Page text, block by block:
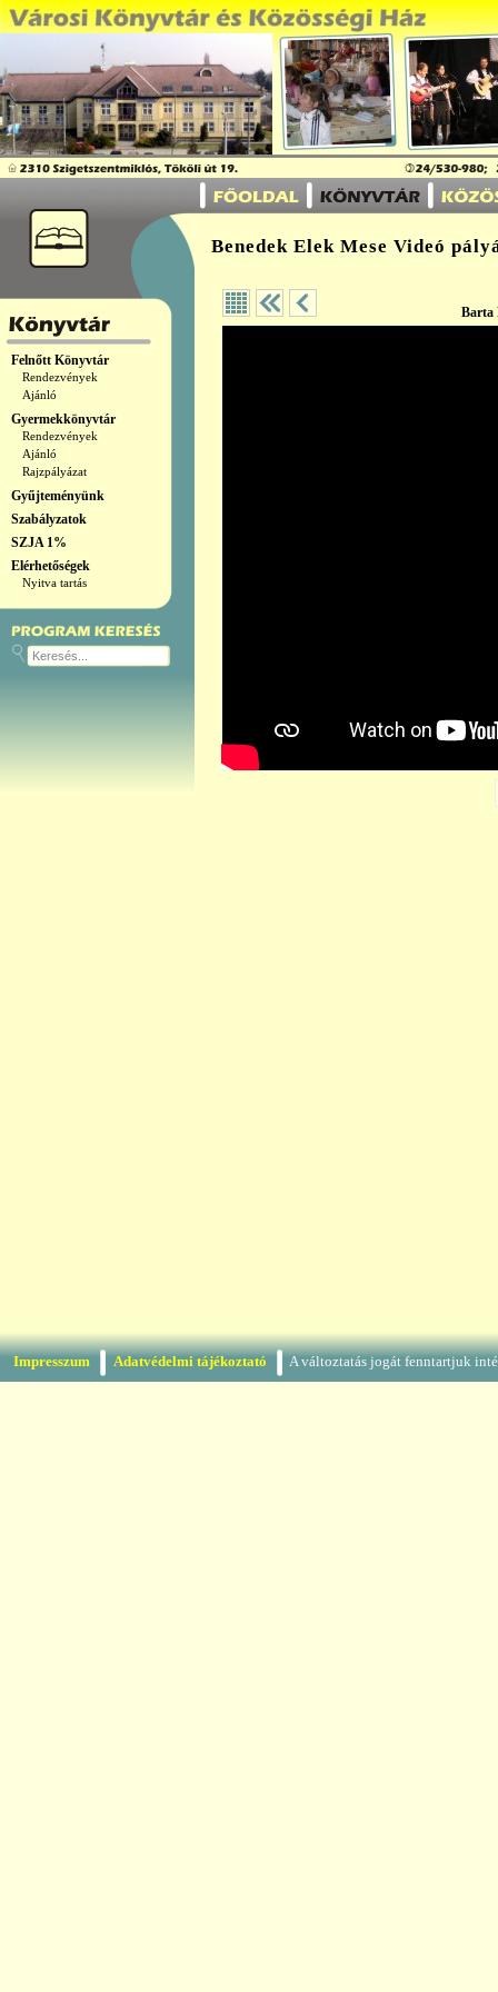
Felnőtt Könyvtár
Rendezvények
Ajánló
Gyermekkönyvtár
Rendezvények
Ajánló
Rajzpályázat
Gyűjteményünk
Szabályzatok
SZJA 1%
Elérhetőségek
Nyitva tartás
Benedek Elek Mese Videó
Barta
Impresszum Adatvédelmi tájékoztató A változtatás jogát fenntartjuk